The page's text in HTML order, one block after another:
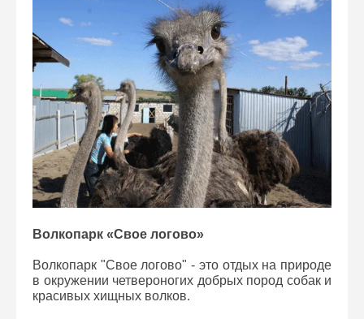
Волкопарк «Свое логово»
Волкопарк "Свое логово" - это отдых на природе
в окружении четвероногих добрых пород собак и
красивых хищных волков.